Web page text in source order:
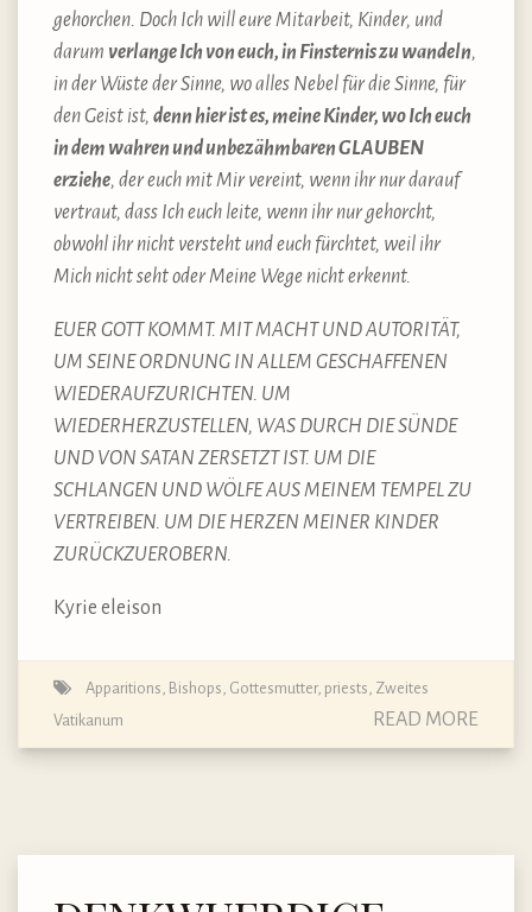
gehorchen. Doch Ich will eure Mitarbeit, Kinder, und
darum verlange Ich von euch, in Finsternis zu wandeln,
in der Wüste der Sinne, wo alles Nebel für die Sinne, für
den Geist ist, denn hier ist es, meine Kinder, wo Ich euch
in dem wahren und unbezähmbaren GLAUBEN
erziehe, der euch mit Mir vereint, wenn ihr nur darauf
vertraut, dass Ich euch leite, wenn ihr nur gehorcht,
obwohl ihr nicht versteht und euch fürchtet, weil ihr
Mich nicht seht oder Meine Wege nicht erkennt.
EUER GOTT KOMMT. MIT MACHT UND AUTORITÄT,
UM SEINE ORDNUNG IN ALLEM GESCHAFFENEN
WIEDERAUFZURICHTEN. UM
WIEDERHERZUSTELLEN, WAS DURCH DIE SÜNDE
UND VON SATAN ZERSETZT IST. UM DIE
SCHLANGEN UND WÖLFE AUS MEINEM TEMPEL ZU
VERTREIBEN. UM DIE HERZEN MEINER KINDER
ZURÜCKZUEROBERN.
Kyrie eleison
Apparitions Bishops Gottesmutter, priests Zweites
Vatikanum
READ MORE